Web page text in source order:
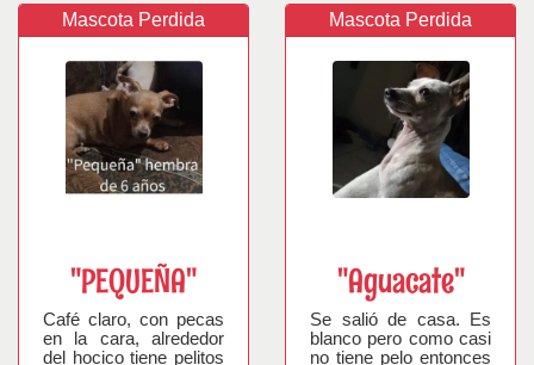
Mascota Perdida
"PEQUEÑA"
Café claro, con pecas
en la cara, alrededor
del hocico tiene pelitos
Mascota Perdida
"Aguacate"
Se salió de casa. Es
blanco pero como casi
no tiene pelo entonces